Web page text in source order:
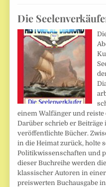
Die
einem Walfänger und reiste
Darüber schrieb er
veröffentlichte Bücher.
in die Heimat zurück, holte
Politikwissenschaften und
dieser Buchreihe werden
klassischer Autoren in
preiswerten Buchausgabe